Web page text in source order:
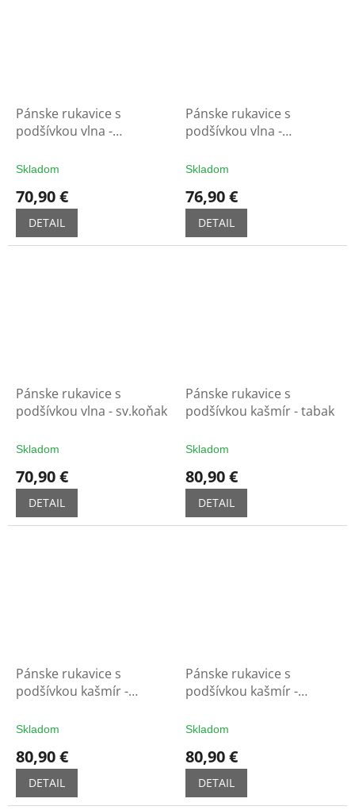
Pánske rukavice s
podšívkou vlna -
Skladom
70,90 €
DETAIL
Pánske rukavice s
podšívkou vlna -
Skladom
76,90 €
DETAIL
Pánske rukavice s
podšívkou vlna - sv.koňak
Skladom
70,90 €
DETAIL
Pánske rukavice s
podšívkou kašmír - tabak
Skladom
80,90 €
DETAIL
Pánske rukavice s
podšívkou kašmír -
Skladom
80,90 €
DETAIL
Pánske rukavice s
podšívkou kašmír -
Skladom
80,90 €
DETAIL